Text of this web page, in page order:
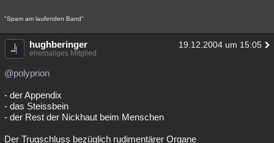
"Spam am laufenden Band"
hughberinger 19.12.2004 um 15:05
ehemaliges Mitglied
@polyprion
- der Appendix
- das Steissbein
- der Rest der Nickhaut beim Menschen
Der Trugschluss bezüglich rudimentärer Organe